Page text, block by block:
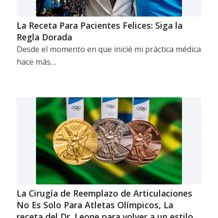
La Receta Para Pacientes Felices: Siga la
Regla Dorada
Desde el momento en que inicié mi práctica médica
hace más…
La Cirugía de Reemplazo de Articulaciones
No Es Solo Para Atletas Olímpicos, La